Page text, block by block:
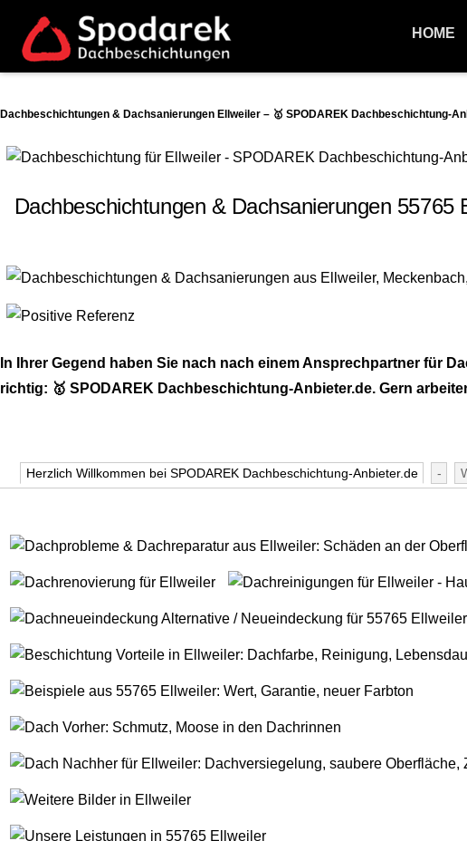
HOME
Dachbeschichtungen & Dachsanierungen Ellweiler – 🥇 SPODAREK Dachbeschichtung-
Dachbeschichtungen & Dachsanierungen
In Ihrer Gegend haben Sie nach nach einem Ansprechpartner für
richtig: 🥇 SPODAREK Dachbeschichtung-Anbieter.de. Gern
Herzlich Willkommen bei SPODAREK Dachbeschichtung-Anbieter.de -